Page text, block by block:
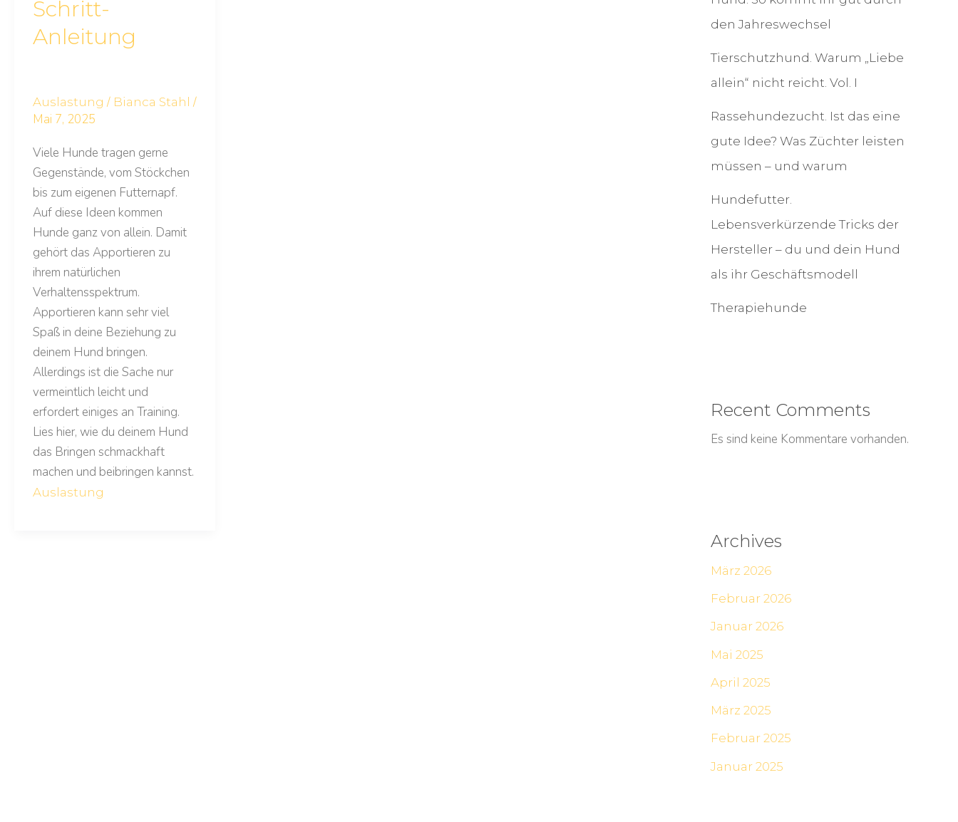
Schritt-
Anleitung
Auslastung / Bianca Stahl /
Mai 7, 2025
Viele Hunde tragen gerne
Gegenstände, vom Stöckchen
bis zum eigenen Futternapf.
Auf diese Ideen kommen
Hunde ganz von allein. Damit
gehört das Apportieren zu
ihrem natürlichen
Verhaltensspektrum.
Apportieren kann sehr viel
Spaß in deine Beziehung zu
deinem Hund bringen.
Allerdings ist die Sache nur
vermeintlich leicht und
erfordert einiges an Training.
Lies hier, wie du deinem Hund
das Bringen schmackhaft
machen und beibringen kannst.
Auslastung
den Jahreswechsel
Tierschutzhund. Warum „Liebe
allein“ nicht reicht. Vol. I
Rassehundezucht. Ist das eine
gute Idee? Was Züchter leisten
müssen – und warum
Hundefutter.
Lebensverkürzende Tricks der
Hersteller – du und dein Hund
als ihr Geschäftsmodell
Therapiehunde
Recent Comments
Es sind keine Kommentare vorhanden.
Archives
März 2026
Februar 2026
Januar 2026
Mai 2025
April 2025
März 2025
Februar 2025
Januar 2025